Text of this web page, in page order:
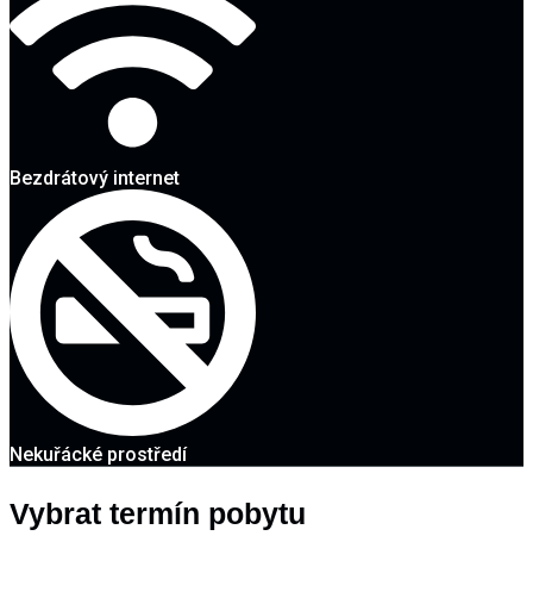
Bezdrátový internet
Nekuřácké prostředí
Vybrat termín pobytu